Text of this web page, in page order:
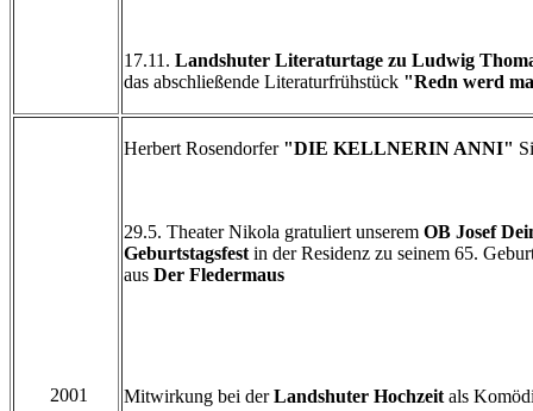
17.11. Landshuter Literaturtage zu Ludwig
das abschließende Literaturfrühstück "Redn werd
2001
Herbert Rosendorfer "DIE KELLNERIN ANNI"
29.5. Theater Nikola gratuliert unserem OB Josef
Geburtstagsfest in der Residenz zu seinem 65.
aus Der Fledermaus
Mitwirkung bei derLandshuter Hochzeit als